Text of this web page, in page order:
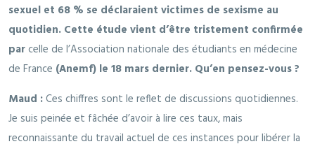
sexuel et 68 % se déclaraient victimes de sexisme au
quotidien. Cette étude vient d’être tristement confirmée
parcelle de l’Association nationale des étudiants en médecine
de France (Anemf) le 18 mars dernier. Qu’en pensez-vous ?
Maud :Ces chiffres sont le reflet de discussions quotidiennes.
Je suis peinée et fâchée d’avoir à lire ces taux, mais
reconnaissante du travail actuel de ces instances pour libérer la